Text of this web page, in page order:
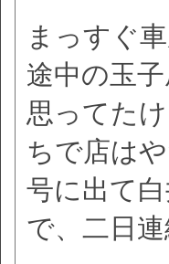
まっすぐ
途中の玉
思ってた
ちで店は
号に出て白
で、二日